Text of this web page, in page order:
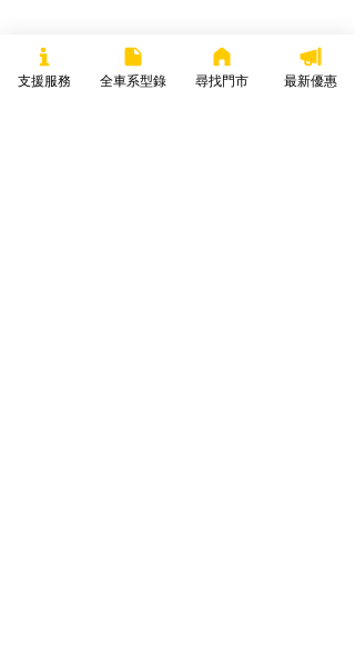
支援服務 全車系型錄 尋找門市 最新優惠